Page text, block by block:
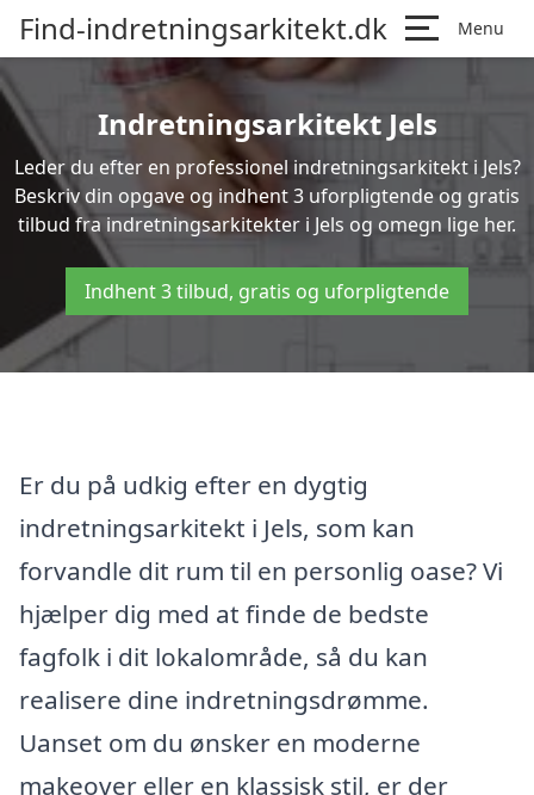
Find-indretningsarkitekt.dk Menu
Indretningsarkitekt Jels
Leder du efter en professionel indretningsarkitekt i Jels?
Beskriv din opgave og indhent 3 uforpligtende og gratis
tilbud fra indretningsarkitekter i Jels og omegn lige her.
Indhent 3 tilbud, gratis og uforpligtende
Er du på udkig efter en dygtig
indretningsarkitekt i Jels, som kan
forvandle dit rum til en personlig oase? Vi
hjælper dig med at finde de bedste
fagfolk i dit lokalområde, så du kan
realisere dine indretningsdrømme.
Uanset om du ønsker en moderne
makeover eller en klassisk stil, er der